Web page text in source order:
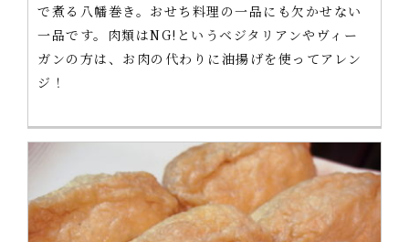
で煮る八幡巻き。おせち料理の一品にも欠かせない
一品です。肉類はNG!というベジタリアンやヴィー
ガンの方は、お肉の代わりに油揚げを使ってアレン
ジ！